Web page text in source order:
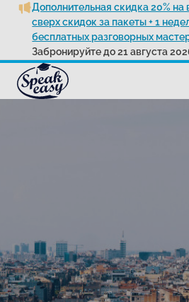
Дополнительная скидка 20% на
сверх скидок за пакеты + 1
бесплатных разговорных
Забронируйте до 21 августа